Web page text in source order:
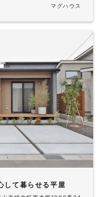
マグハウス
して暮らせる平屋